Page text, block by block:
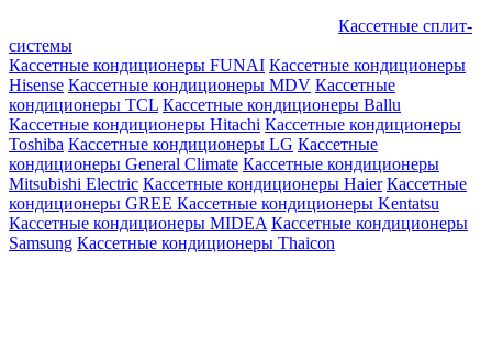
Кассетные сплит-
системы
Кассетные кондиционеры FUNAI Кассетные кондиционеры
Hisense Кассетные кондиционеры MDV Кассетные
кондиционеры TCL Кассетные кондиционеры Ballu
Кассетные кондиционеры Hitachi Кассетные кондиционеры
Toshiba Кассетные кондиционеры LG Кассетные
кондиционеры General Climate Кассетные кондиционеры
Mitsubishi Electric Кассетные кондиционеры Haier Кассетные
кондиционеры GREE Кассетные кондиционеры Kentatsu
Кассетные кондиционеры MIDEA Кассетные кондиционеры
Samsung Кассетные кондиционеры Thaicon